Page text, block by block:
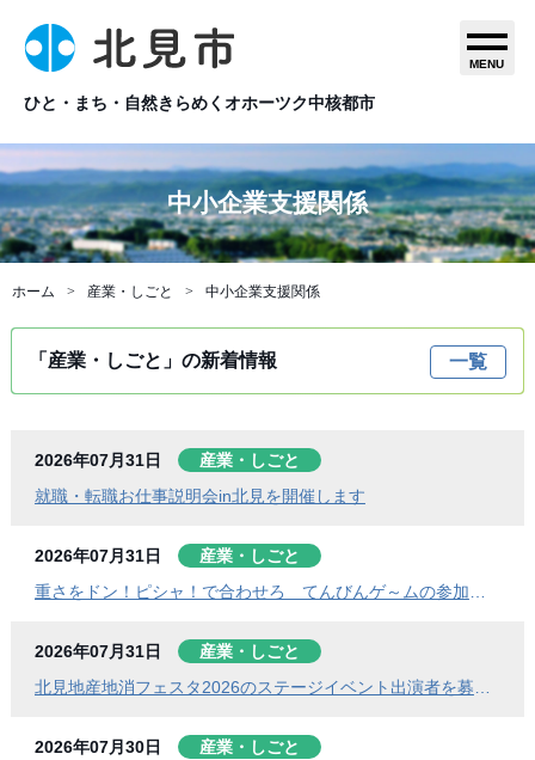
ひと・まち・自然きらめくオホーツク中核都市
MENU
中小企業支援関係
ホーム 産業・しごと 中小企業支援関係
「産業・しごと」の新着情報 一覧
2026年07月31日
産業・しごと
就職・転職お仕事説明会in北見を開催します
2026年07月31日
産業・しごと
2026年07月31日
産業・しごと
2026年07月30日
産業・しごと